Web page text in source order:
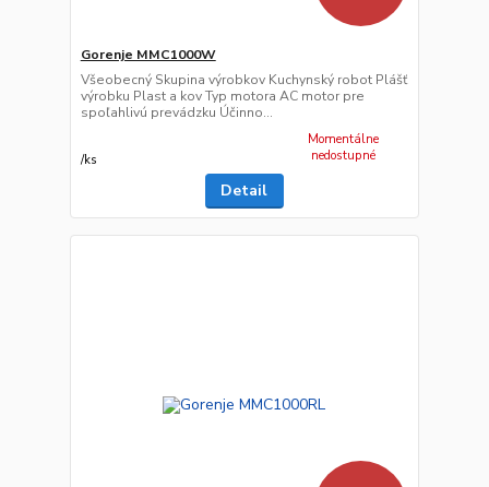
Gorenje MMC1000W
Všeobecný Skupina výrobkov Kuchynský robot Plášť
výrobku Plast a kov Typ motora AC motor pre
spoľahlivú prevádzku Účinno...
/ks
Momentálne
nedostupné
Detail